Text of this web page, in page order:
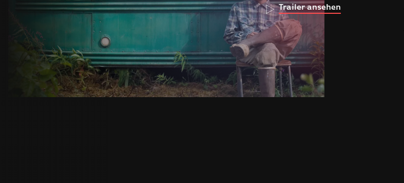
Trailer ansehen